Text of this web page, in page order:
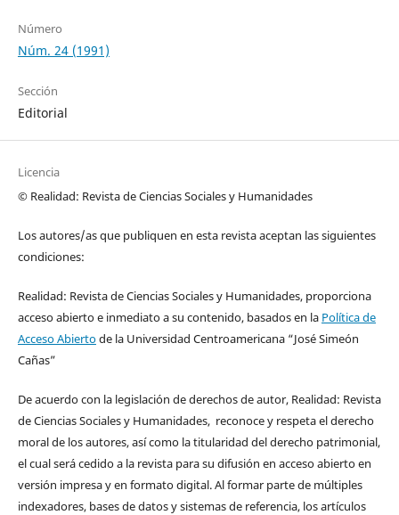
Número
Núm. 24 (1991)
Sección
Editorial
Licencia
© Realidad: Revista de Ciencias Sociales y Humanidades
Los autores/as que publiquen en esta revista aceptan las siguientes
condiciones:
Realidad: Revista de Ciencias Sociales y Humanidades, proporciona
acceso abierto e inmediato a su contenido, basados en la Política de
Acceso Abiertode la Universidad Centroamericana “José Simeón
Cañas”
De acuerdo con la legislación de derechos de autor, Realidad: Revista
de Ciencias Sociales y Humanidades, reconoce y respeta el derecho
moral de los autores, así como la titularidad del derecho patrimonial,
el cual será cedido a la revista para su difusión en acceso abierto en
versión impresa y en formato digital. Al formar parte de múltiples
indexadores, bases de datos y sistemas de referencia, los artículos